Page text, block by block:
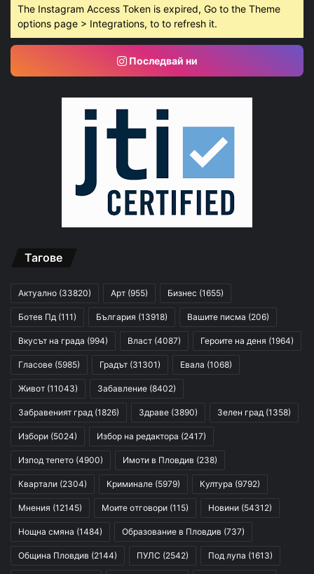
The Instagram Access Token is expired, Go to the Theme
options page > Integrations, to to refresh it.
Последвай ни
Тагове
Актуално (33820) Арт (955) Бизнес (1655)
Ботев Пд (111) България (13918) Вашите писма (206)
Вкусът на града (994) Власт (4087) Героите на деня (1964)
Гласове (5985) Градът (31301) Евала (1068)
Живот (11043) Забавление (8402)
Забравеният град (1826) Здраве (3890) Зелен град (1358)
Избори (5024) Избор на редактора (2417)
Изпод тепето (4900) Имоти в Пловдив (238)
Квартали (2304) Криминале (5979) Култура (9792)
Мнения (12145) Моите отговори (115) Новини (54312)
Нощна смяна (1484) Образование в Пловдив (737)
Община Пловдив (2144) ПУЛС (2542) Под лупа (1613)